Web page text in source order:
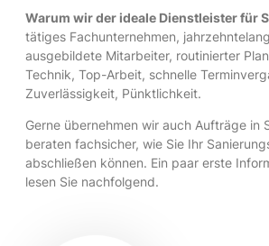
Warum wir der ideale Dienstleister für
tätiges Fachunternehmen,
ausgebildete Mitarbeiter, routinierter
Technik, Top-Arbeit, schnelle
Zuverlässigkeit, Pünktlichkeit.
Gerne übernehmen wir auch Aufträge in
beraten fachsicher, wie Sie Ihr
abschließen können. Ein paar erste
lesen Sie nachfolgend.